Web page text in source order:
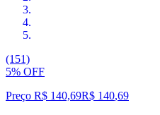
(151)
5% OFF
Preço R$ 140,69R$ 140,69